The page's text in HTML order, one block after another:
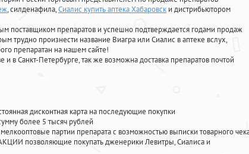
, силденафила,Сиалис купить аптека Хабаровск и дистрибьютором
поставщиком препаратов и успешно подтверждается годами продаж
трудно произнести название Виагра или Сиалис в аптеке вслух,
препаратан на нашем сайте!
в Санкт-Петербурге, так же возможна доставка препаратов почтой
дисконтная карта на последующие покупки
более 5 тысяч рублей
партии препарата с возможностью выписки товарного
позволяющие покупать дженерики Левитры, Сиалиса и